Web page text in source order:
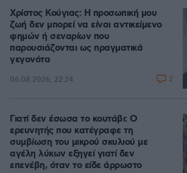
Χρίστος Κούγιας: Η προσωπική μου
ζωή δεν μπορεί να είναι αντικείμενο
φημών ή σεναρίων που
παρουσιάζονται ως πραγματικά
γεγονότα
06.08.2026, 22:24 2
Γιατί δεν έσωσα το κουτάβι: Ο
ερευνητής που κατέγραφε τη
συμβίωση του μικρού σκυλιού με
αγέλη λύκων εξηγεί γιατί δεν
επενέβη, όταν το είδε άρρωστο